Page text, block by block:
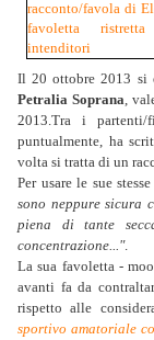
Il 20 ottobre 2013 si
Petralia Soprana,
2013.Tra i
puntualmente, ha
volta si tratta di un
Per usare le sue
sono neppure sicura
piena di tante
concentrazione...".
La sua favoletta -
avanti fa da
rispetto alle
sportivo amatoriale